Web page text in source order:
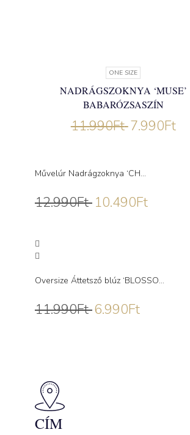
ONE SIZE
NADRÁGSZOKNYA ‘MUSE’
BABARÓZSASZÍN
11.990Ft 7.990Ft
Művelúr Nadrágzoknya ‘CH...
12.990Ft 10.490Ft
Oversize Áttetsző blúz ‘BLOSSO...
11.990Ft 6.990Ft
CÍM